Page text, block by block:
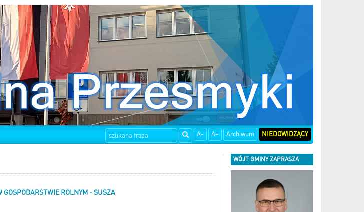
A- A+ Archiwum NIEDOWIDZĄCY
GOSPODARSTWIE ROLNYM - SUSZA
WÓJT GMINY ZAPRASZA